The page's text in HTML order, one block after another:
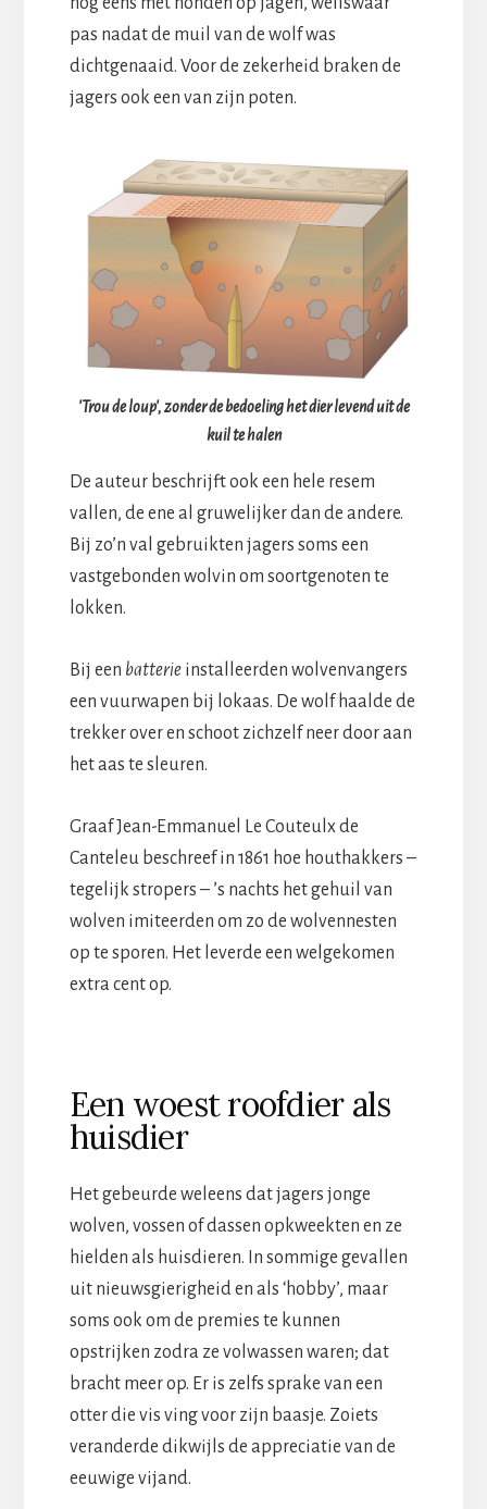
pas nadat de muil van de wolf was
dichtgenaaid. Voor de zekerheid braken de
jagers ook een van zijn poten.
'Trou de loup', zonder de bedoeling het dier levend uit de
kuil te halen
De auteur beschrijft ook een hele resem
vallen, de ene al gruwelijker dan de andere.
Bij zo’n val gebruikten jagers soms een
vastgebonden wolvin om soortgenoten te
lokken.
Bij een batterieinstalleerden wolvenvangers
een vuurwapen bij lokaas. De wolf haalde de
trekker over en schoot zichzelf neer door aan
het aas te sleuren.
Graaf Jean-Emmanuel Le Couteulx de
Canteleu beschreef in 1861 hoe houthakkers –
tegelijk stropers – ’s nachts het gehuil van
wolven imiteerden om zo de wolvennesten
op te sporen. Het leverde een welgekomen
extra cent op.
Een woest roofdier als
huisdier
Het gebeurde weleens dat jagers jonge
wolven, vossen of dassen opkweekten en ze
hielden als huisdieren. In sommige gevallen
uit nieuwsgierigheid en als ‘hobby’, maar
soms ook om de premies te kunnen
opstrijken zodra ze volwassen waren; dat
bracht meer op. Er is zelfs sprake van een
otter die vis ving voor zijn baasje. Zoiets
veranderde dikwijls de appreciatie van de
eeuwige vijand.